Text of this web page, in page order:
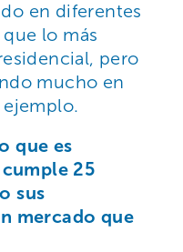
en diferentes
lo más
pero
mucho en
que es
cumple 25
sus
mercado que